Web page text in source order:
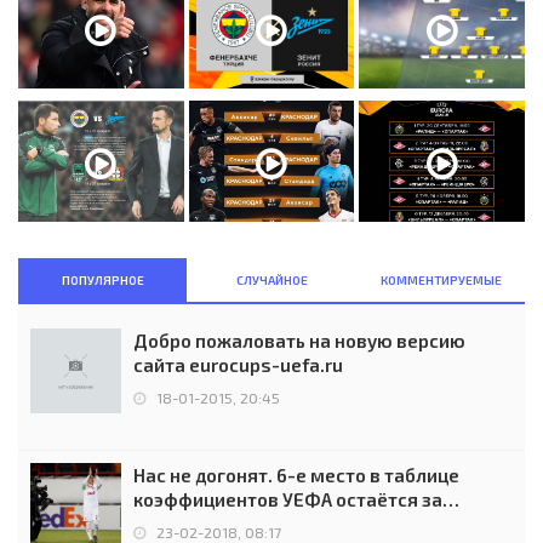
ПОПУЛЯРНОЕ СЛУЧАЙНОЕ КОММЕНТИРУЕМЫЕ
Добро пожаловать на новую версию
сайта eurocups-uefa.ru
18-01-2015, 20:45
Нас не догонят. 6-е место в таблице
коэффициентов УЕФА остаётся за
Россией
23-02-2018, 08:17